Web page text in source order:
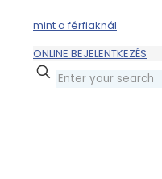
ONLINE BEJELENTKEZÉS